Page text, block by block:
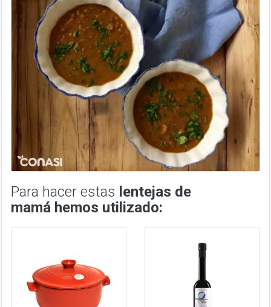
Para hacer estas lentejas de
mamá hemos utilizado: